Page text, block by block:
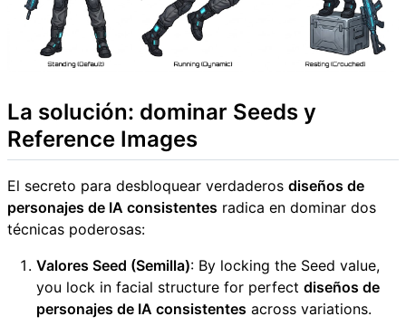
La solución: dominar Seeds y
Reference Images
El secreto para desbloquear verdaderos diseños de
personajes de IA consistentes radica en dominar dos
técnicas poderosas:
Valores Seed (Semilla): By locking the Seed value,
you lock in facial structure for perfect diseños de
personajes de IA consistentes across variations.